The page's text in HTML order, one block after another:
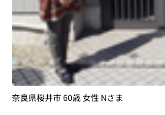
奈良県桜井市 60歳 女性 Nさま